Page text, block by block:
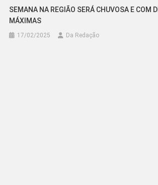
SEMANA NA REGIÃO SERÁ CHUVOSA E COM
MÁXIMAS
17/02/2025 Da Redação